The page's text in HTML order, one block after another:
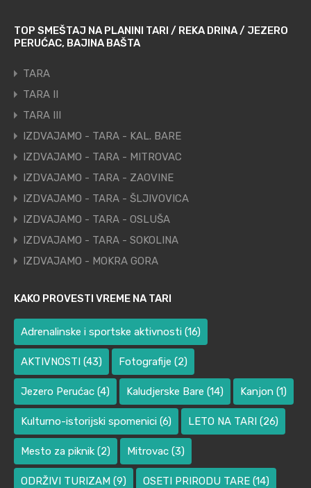
TOP SMEŠTAJ NA PLANINI TARI / REKA DRINA / JEZERO
PERUĆAC, BAJINA BAŠTA
TARA
TARA II
TARA III
IZDVAJAMO - TARA - KAL. BARE
IZDVAJAMO - TARA - MITROVAC
IZDVAJAMO - TARA - ZAOVINE
IZDVAJAMO - TARA - ŠLJIVOVICA
IZDVAJAMO - TARA - OSLUŠA
IZDVAJAMO - TARA - SOKOLINA
IZDVAJAMO - MOKRA GORA
KAKO PROVESTI VREME NA TARI
Adrenalinske i sportske aktivnosti (16)
AKTIVNOSTI (43) Fotografije (2)
Jezero Perućac (4) Kaludjerske Bare (14) Kanjon (1)
Kulturno-istorijski spomenici (6) LETO NA TARI (26)
Mesto za piknik (2) Mitrovac (3)
ODRŽIVI TURIZAM (9) OSETI PRIRODU TARE (14)